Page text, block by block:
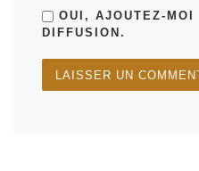
OUI, AJOUTEZ-
DIFFUSION.